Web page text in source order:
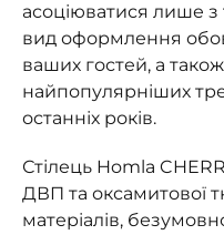
асоціюватися лише
вид оформлення
ваших гостей, а
найпопулярніших
останніх років.
Стілець Homla
ДВП та оксамитової
матеріалів,